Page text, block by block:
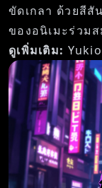
ขัดเกลา ด้วยสี
ของอนิเมะร่วม
ดูเพิ่มเติม: